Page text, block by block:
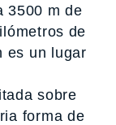
3500 m de
de
es un lugar
sobre
forma de